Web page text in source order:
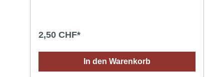
2,50 CHF*
In den Warenkorb